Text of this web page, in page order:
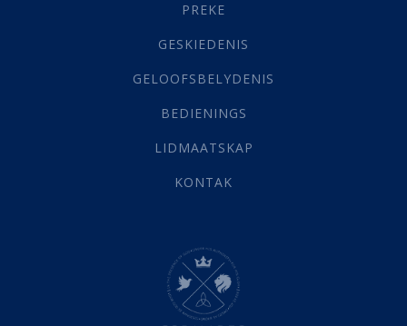
(21)
Grys Areas(4)
Lewensdoel(3)
Selfondersoek(1)
Werk(22)
(142)
Hemel (31)
Israel (14)
Millennium(1)
PREKE
GESKIEDENIS
GELOOFSBELYDENIS
BEDIENINGS
LIDMAATSKAP
KONTAK